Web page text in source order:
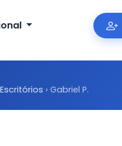
› Gabriel P.